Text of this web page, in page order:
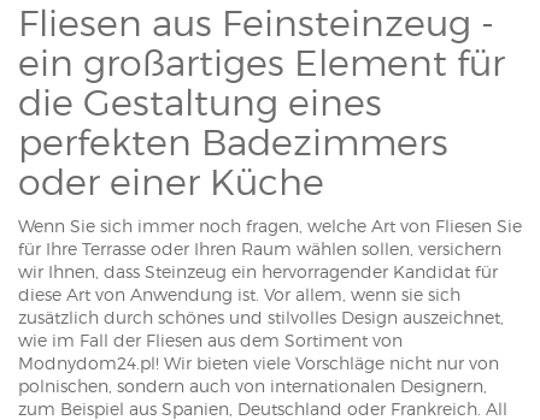
Fliesen aus Feinsteinzeug -
ein großartiges Element für
die Gestaltung eines
perfekten Badezimmers
oder einer Küche
Wenn Sie sich immer noch fragen, welche Art von Fliesen Sie
für Ihre Terrasse oder Ihren Raum wählen sollen, versichern
wir Ihnen, dass Steinzeug ein hervorragender Kandidat für
diese Art von Anwendung ist. Vor allem, wenn sie sich
zusätzlich durch schönes und stilvolles Design auszeichnet,
wie im Fall der Fliesen aus dem Sortiment von
Modnydom24.pl! Wir bieten viele Vorschläge nicht nur von
polnischen, sondern auch von internationalen Designern,
zum Beispiel aus Spanien, Deutschland oder Frankreich. All